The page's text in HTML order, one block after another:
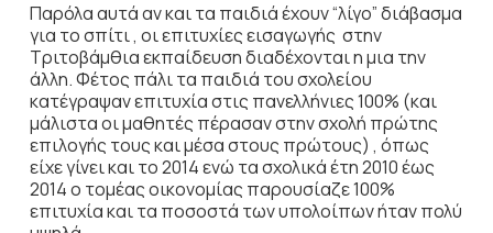
Παρόλα αυτά αν και τα παιδιά έχουν “λίγο” διάβασμα
για το σπίτι , οι επιτυχίες εισαγωγής στην
Τριτοβάμθια εκπαίδευση διαδέχονται η μια την
άλλη. Φέτος πάλι τα παιδιά του σχολείου
κατέγραψαν επιτυχία στις πανελλήνιες 100% (και
μάλιστα οι μαθητές πέρασαν στην σχολή πρώτης
επιλογής τους και μέσα στους πρώτους) , όπως
είχε γίνει και το 2014 ενώ τα σχολικά έτη 2010 έως
2014 ο τομέας οικονομίας παρουσίαζε 100%
επιτυχία και τα ποσοστά των υπολοίπων ήταν πολύ